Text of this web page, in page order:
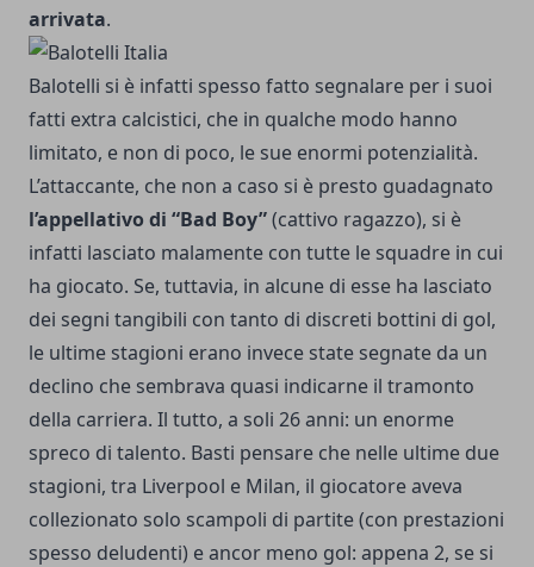
arrivata.
Balotelli si è infatti spesso fatto segnalare per i suoi
fatti extra calcistici, che in qualche modo hanno
limitato, e non di poco, le sue enormi potenzialità.
L’attaccante, che non a caso si è presto guadagnato
l’appellativo di “Bad Boy”(cattivo ragazzo), si è
infatti lasciato malamente con tutte le squadre in cui
ha giocato. Se, tuttavia, in alcune di esse ha lasciato
dei segni tangibili con tanto di discreti bottini di gol,
le ultime stagioni erano invece state segnate da un
declino che sembrava quasi indicarne il tramonto
della carriera. Il tutto, a soli 26 anni: un enorme
spreco di talento. Basti pensare che nelle ultime due
stagioni, tra Liverpool e Milan, il giocatore aveva
collezionato solo scampoli di partite (con prestazioni
spesso deludenti) e ancor meno gol: appena 2, se si